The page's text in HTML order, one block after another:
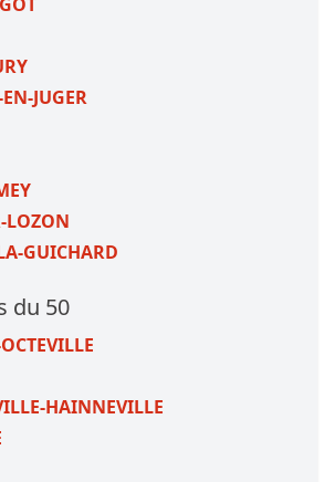
JUGER
LOZON
GUICHARD
du 50
HAINNEVILLE